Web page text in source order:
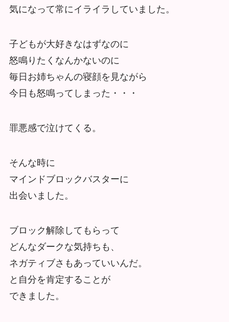
気になって常にイライラしていました。
子どもが大好きなはずなのに
怒鳴りたくなんかないのに
毎日お姉ちゃんの寝顔を見ながら
今日も怒鳴ってしまった・・・
罪悪感で泣けてくる。
そんな時に
マインドブロックバスターに
出会いました。
ブロック解除してもらって
どんなダークな気持ちも、
ネガティブさもあっていいんだ。
と自分を肯定することが
できました。